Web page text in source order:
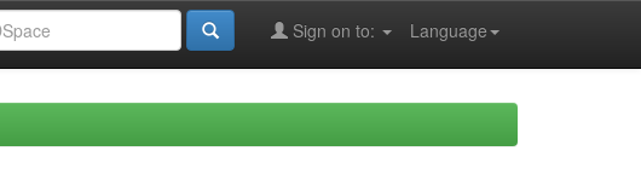
Language
Sign on to: